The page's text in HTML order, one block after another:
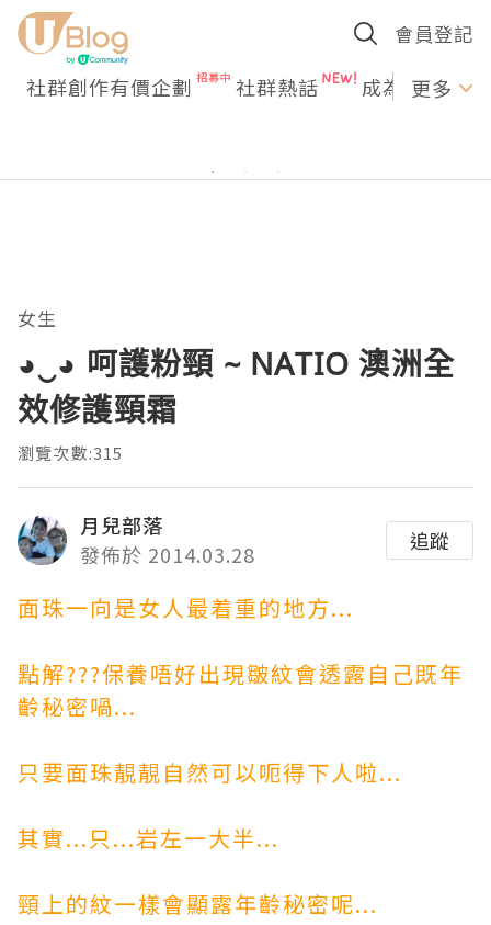
會員登記
社群創作有價企劃 社群熱話 成為U更多
女生
◕‿◕ 呵護粉頸 ~ NATIO 澳洲全
效修護頸霜
瀏覽次數:315
月兒部落
發佈於 2014.03.28
追蹤
面珠一向是女人最着重的地方...
點解???保養唔好出現皺紋會透露自己既年
齡秘密喎...
只要面珠靚靚自然可以呃得下人啦...
其實...只...岩左一大半...
頸上的紋一樣會顯露年齡秘密呢...